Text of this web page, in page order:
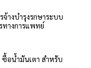
จ้างบำรุงรกษาระบบ
ทางการแพทย์
ซื้อน้ำมันเตา สำหรับ